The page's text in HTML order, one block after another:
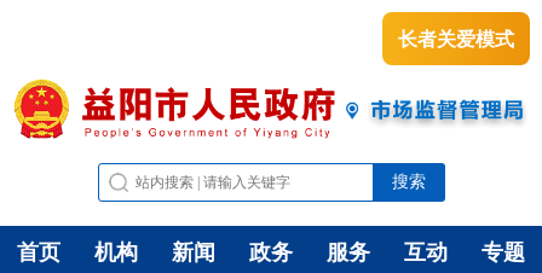
长者关爱模式
首页 机构 新闻 政务 服务 互动 专题